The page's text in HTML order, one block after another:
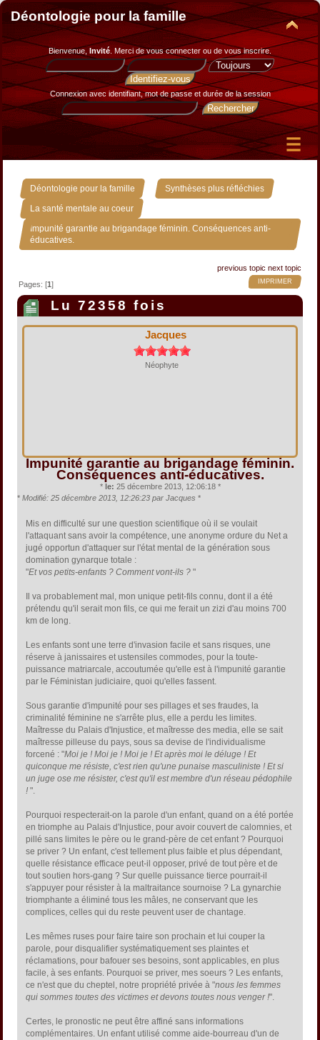
Déontologie pour la famille
Bienvenue, Invité. Merci devous connecter ou de vous inscrire.
Connexion avec identifiant, mot de passe et durée de la session
Déontologie pour la famille » Synthèses plus réfléchies »
La santé mentale au coeur »
Impunité garantie au brigandage féminin. Conséquences anti-
éducatives.
previous topic next topic
IMPRIMER
Pages: [1]
Lu 72358 fois
Jacques
Néophyte
Impunité garantie au brigandage féminin.
Conséquences anti-éducatives.
* le: 25 décembre 2013, 12:06:18 *
* Modifié: 25 décembre 2013, 12:26:23 par Jacques *
Mis en difficulté sur une question scientifique où il se voulait
l'attaquant sans avoir la compétence, une anonyme ordure du Net a
jugé opportun d'attaquer sur l'état mental de la génération sous
domination gynarque totale :
"Et vos petits-enfants ? Comment vont-ils ?"
Il va probablement mal, mon unique petit-fils connu, dont il a été
prétendu qu'il serait mon fils, ce qui me ferait un zizi d'au moins 700
km de long.
Les enfants sont une terre d'invasion facile et sans risques, une
réserve à janissaires et ustensiles commodes, pour la toute-
puissance matriarcale, accoutumée qu'elle est à l'impunité garantie
par le Féministan judiciaire, quoi qu'elles fassent.
Sous garantie d'impunité pour ses pillages et ses fraudes, la
criminalité féminine ne s'arrête plus, elle a perdu les limites.
Maîtresse du Palais d'Injustice, et maîtresse des media, elle se sait
maîtresse pilleuse du pays, sous sa devise de l'individualisme
forcené : "Moi je ! Moi je ! Moi je ! Et après moi le déluge ! Et
quiconque me résiste, c'est rien qu'une punaise masculiniste ! Et si
un juge ose me résister, c'est qu'il est membre d'un réseau pédophile
!".
Pourquoi respecterait-on la parole d'un enfant, quand on a été portée
en triomphe au Palais d'Injustice, pour avoir couvert de calomnies, et
pillé sans limites le père ou le grand-père de cet enfant ? Pourquoi
se priver ? Un enfant, c'est tellement plus faible et plus dépendant,
quelle résistance efficace peut-il opposer, privé de tout père et de
tout soutien hors-gang ? Sur quelle puissance tierce pourrait-il
s'appuyer pour résister à la maltraitance sournoise ? La gynarchie
triomphante a éliminé tous les mâles, ne conservant que les
complices, celles qui du reste peuvent user de chantage.
Les mêmes ruses pour faire taire son prochain et lui couper la
parole, pour disqualifier systématiquement ses plaintes et
réclamations, pour bafouer ses besoins, sont applicables, en plus
facile, à ses enfants. Pourquoi se priver, mes soeurs ? Les enfants,
ce n'est que du cheptel, notre propriété privée à "nous les femmes
qui sommes toutes des victimes et devons toutes nous venger !".
Certes, le pronostic ne peut être affiné sans informations
complémentaires. Un enfant utilisé comme aide-bourreau d'un de